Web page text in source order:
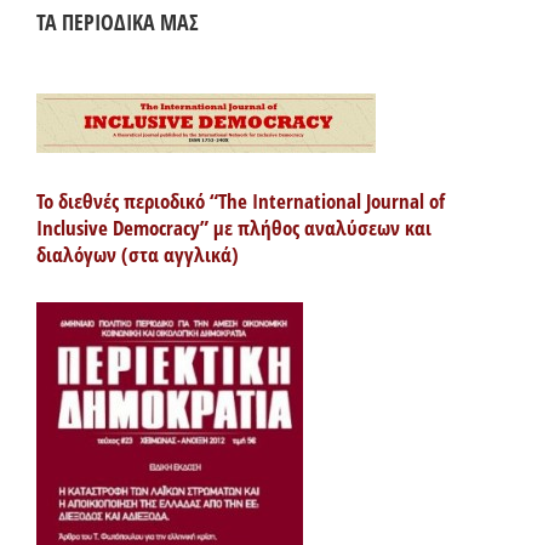
ΤΑ ΠΕΡΙΟΔΙΚΑ ΜΑΣ
Το διεθνές περιοδικό “The International Journal of
Inclusive Democracy” με πλήθος αναλύσεων και
διαλόγων (στα αγγλικά)